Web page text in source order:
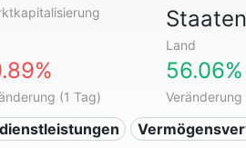
Staaten
Land
(1 Tag)
56.06%
Veränderung